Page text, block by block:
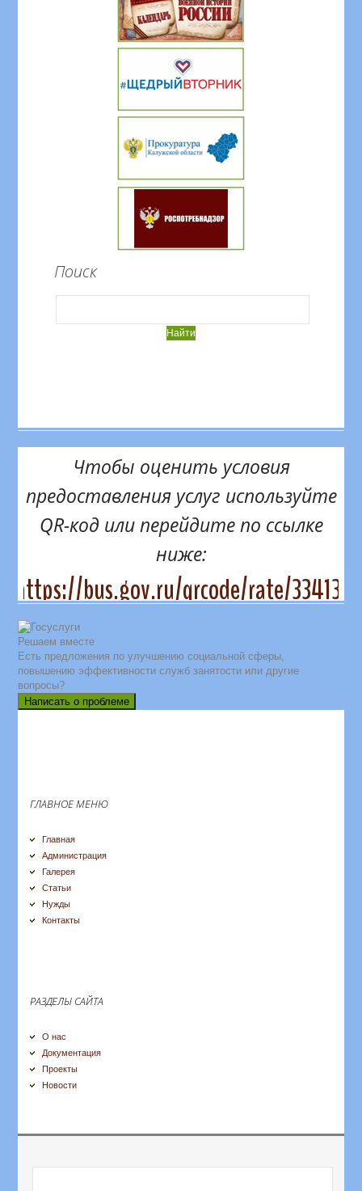
Поиск
Чтобы оценить условия
предоставления услуг используйте
QR-код или перейдите по ссылке
ниже:
https://bus.gov.ru/qrcode/rate/334131
Решаем вместе
Есть предложения по улучшению социальной сферы,
повышению эффективности служб занятости или другие
вопросы?
Написать о проблеме
ГЛАВНОЕ МЕНЮ
Главная
Администрация
Галерея
Статьи
Нужды
Контакты
РАЗДЕЛЫ САЙТА
О нас
Документация
Проекты
Новости